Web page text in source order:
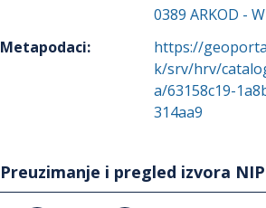
0389 ARKOD -
Metapodaci:
https://
k/srv/hrv/
a/63158c19-
314aa9
Preuzimanje i pregled izvora